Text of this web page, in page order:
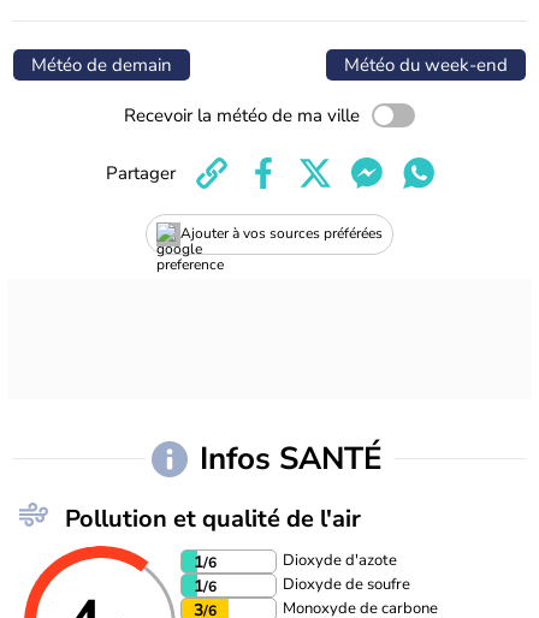
Météo de demain Météo du week-end
Recevoir la météo de ma ville
Ajouter à vos sources préférées
Partager
Infos SANTÉ
Pollution et qualité de l'air
1/6 Dioxyde d'azote
1/6 Dioxyde de soufre
3/6 Monoxyde de carbone